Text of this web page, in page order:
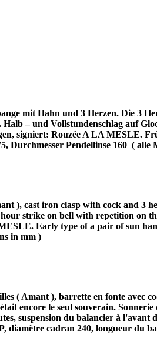
mit Hahn und 3 Herzen. Die 3
– und Vollstundenschlag auf
signiert: Rouzée A LA MESLE.
Durchmesser Pendellinse 160 ( alle
), cast iron clasp with cock and 3
strike on bell with repetition on
Early type of a pair of sun
in mm )
( Amant ), barrette en fonte avec
encore le seul souverain. Sonnerie
suspension du balancier à l'avant
diamètre cadran 240, longueur du